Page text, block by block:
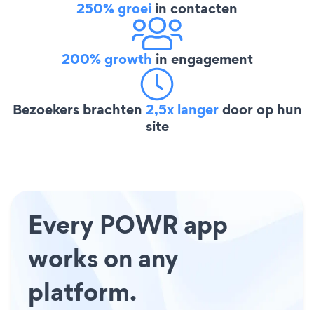
250% groei in contacten
200% growth in engagement
Bezoekers brachten 2,5x langerdoor op hun
site
Every POWR app
works on any
platform.